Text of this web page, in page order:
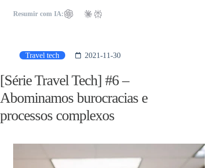
Resumir com IA:
Travel tech 2021-11-30
[Série Travel Tech] #6 –
Abominamos burocracias e
processos complexos